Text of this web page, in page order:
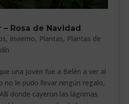
Rosa de Navidad
, Invierno, Plantas, Plantas de
una joven fue a Belén a ver al
no le pudo llevar ningún regalo,
donde cayeron las lágrimas